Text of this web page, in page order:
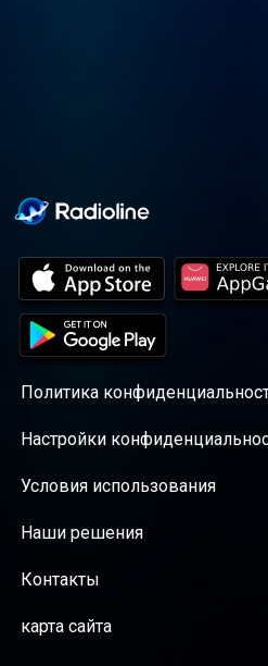
Политика
Настройки
Условия использования
Наши решения
Контакты
карта сайта